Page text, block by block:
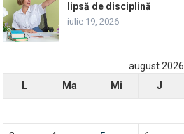
lipsă de disciplină
iulie 19, 2026
august 2026
L
Ma Mi J